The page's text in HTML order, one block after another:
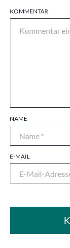
KOMMENTAR
NAME
E-MAIL